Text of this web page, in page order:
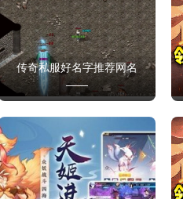
传奇私服好名字推荐网名
——